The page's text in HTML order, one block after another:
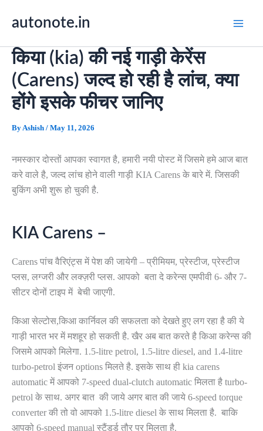
autonote.in
किया (kia) की नई गाड़ी केरेंस
(Carens) जल्द हो रही है लांच, क्या
होंगे इसके फीचर जानिए
ByAshish / May 11, 2026
नमस्कार दोस्तों आपका स्वागत है, हमारी नयी पोस्ट में जिसमे हमे आज बात
करे वाले है, जल्द लांच होने वाली गाड़ी KIA Carens के बारे में. जिसकी
बुकिंग अभी शुरू हो चुकी है.
KIA Carens –
Carens पांच वैरिएंट्स में पेश की जायेगी – प्रीमियम, प्रेस्टीज, प्रेस्टीज
प्लस, लग्जरी और लक्ज़री प्लस. आपको बता दे करेन्स एमपीवी 6- और 7-
सीटर दोनों टाइप में बेची जाएगी.
किआ सेल्टोस,किआ कार्निवल की सफलता को देखते हुए लग रहा है की ये
गाड़ी भारत भर में मशहूर हो सकती है. खैर अब बात करते है किआ करेन्स की
जिसमे आपको मिलेगा. 1.5-litre petrol, 1.5-litre diesel, and 1.4-litre
turbo-petrol इंजन options मिलते है. इसके साथ ही kia carens
automatic में आपको 7-speed dual-clutch automatic मिलता है turbo-
petrol के साथ. अगर बात की जाये अगर बात की जाये 6-speed torque
converter की तो वो आपको 1.5-litre diesel के साथ मिलता है. बाकि
आपको 6-speed manual स्टैंडर्ड तौर पर मिलता है.